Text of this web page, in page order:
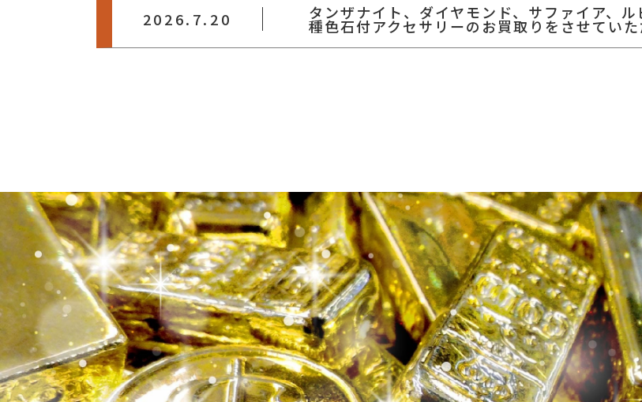
2026.7.20 タンザナイト、ダイヤモンド、サファイア、
種色石付アクセサリーのお買取りをさせてい